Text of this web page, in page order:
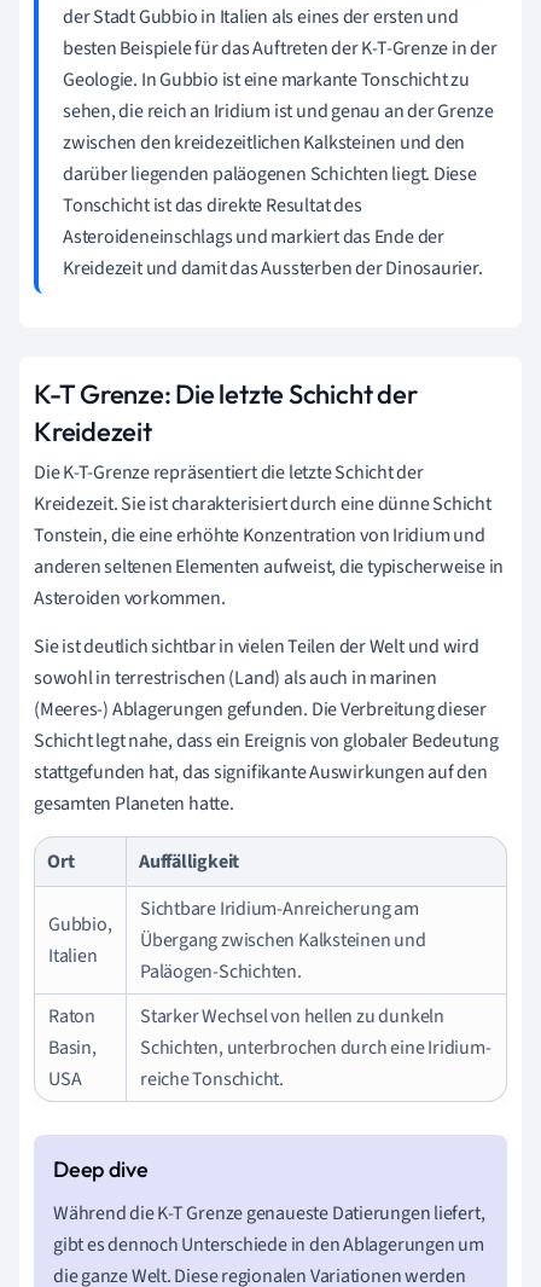
der Stadt Gubbio in Italien als eines der ersten und
besten Beispiele für das Auftreten der K-T-Grenze in der
Geologie. In Gubbio ist eine markante Tonschicht zu
sehen, die reich an Iridium ist und genau an der Grenze
zwischen den kreidezeitlichen Kalksteinen und den
darüber liegenden paläogenen Schichten liegt. Diese
Tonschicht ist das direkte Resultat des
Asteroideneinschlags und markiert das Ende der
Kreidezeit und damit das Aussterben der Dinosaurier.
K-T Grenze: Die letzte Schicht der
Kreidezeit
Die K-T-Grenze repräsentiert die letzte Schicht der
Kreidezeit. Sie ist charakterisiert durch eine dünne Schicht
Tonstein, die eine erhöhte Konzentration von Iridium und
anderen seltenen Elementen aufweist, die typischerweise in
Asteroiden vorkommen.
Sie ist deutlich sichtbar in vielen Teilen der Welt und wird
sowohl in terrestrischen (Land) als auch in marinen
(Meeres-) Ablagerungen gefunden. Die Verbreitung dieser
Schicht legt nahe, dass ein Ereignis von globaler Bedeutung
stattgefunden hat, das signifikante Auswirkungen auf den
gesamten Planeten hatte.
Ort Auffälligkeit
Gubbio,
Italien
Sichtbare Iridium-Anreicherung am
Übergang zwischen Kalksteinen und
Paläogen-Schichten.
Raton
Basin,
USA
Starker Wechsel von hellen zu dunkeln
Schichten, unterbrochen durch eine Iridium-
reiche Tonschicht.
Während die K-T Grenze genaueste Datierungen liefert,
gibt es dennoch Unterschiede in den Ablagerungen um
die ganze Welt. Diese regionalen Variationen werden